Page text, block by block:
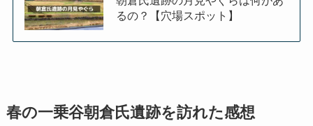
るの？【穴場スポット】
春の一乗谷朝倉氏遺跡を訪れた感想